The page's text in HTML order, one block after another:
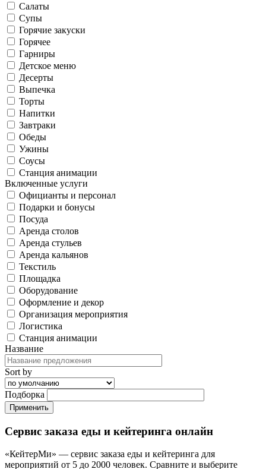
Салаты
Супы
Горячие закуски
Горячее
Гарниры
Детское меню
Десерты
Выпечка
Торты
Напитки
Завтраки
Обеды
Ужины
Соусы
Станция анимации
Включенные услуги
Официанты и персонал
Подарки и бонусы
Посуда
Аренда столов
Аренда стульев
Аренда кальянов
Текстиль
Площадка
Оборудование
Оформление и декор
Организация мероприятия
Логистика
Станция анимации
Название
Sort by
Подборка
Сервис заказа еды и кейтеринга онлайн
«КейтерМи» — сервис заказа еды и кейтеринга для
мероприятий от 5 до 2000 человек. Сравните и выберите